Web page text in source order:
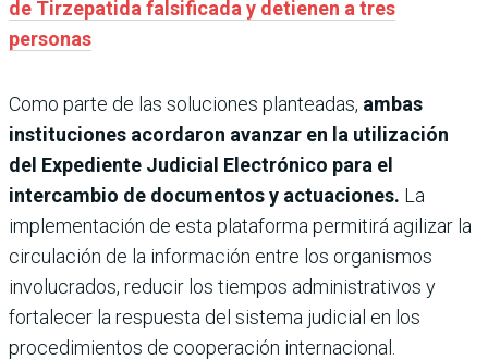
de Tirzepatida falsificada y detienen a tres
personas
Como parte de las soluciones planteadas, ambas
instituciones acordaron avanzar en la utilización
del Expediente Judicial Electrónico para el
intercambio de documentos y actuaciones. La
implementación de esta plataforma permitirá agilizar la
circulación de la información entre los organismos
involucrados, reducir los tiempos administrativos y
fortalecer la respuesta del sistema judicial en los
procedimientos de cooperación internacional.